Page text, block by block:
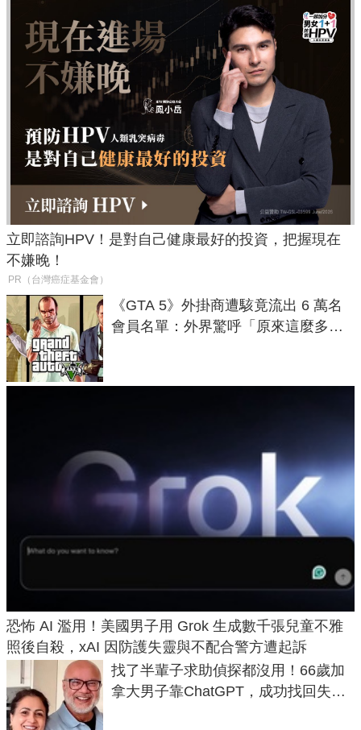
立即諮詢HPV！是對自己健康最好的投資，把握現在
不嫌晚！
PR（台灣癌症基金會）
《GTA 5》外掛商遭駭竟流出 6 萬名
會員名單：外界驚呼「原來這麼多人
恐怖 AI 濫用！美國男子用 Grok 生成數千張兒童不雅
照後自殺，xAI 因防護失靈與不配合警方遭起訴
找了半輩子求助偵探都沒用！66歲加
拿大男子靠ChatGPT，成功找回失散